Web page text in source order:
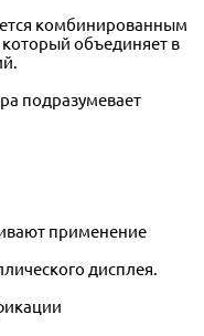
комбинированным
объединяет в
подразумевает
применение
дисплея.